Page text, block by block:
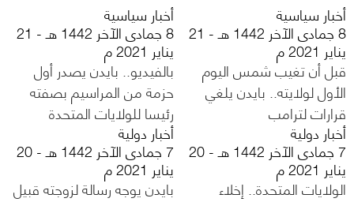
أخبار سياسية
8 جمادى الآخر 1442 هـ - 21
يناير 2021 م
قبل أن تغيب شمس اليوم
الأول لولايته.. بايدن يلغي
قرارات لترامب
أخبار سياسية
8 جمادى الآخر 1442 هـ - 21
يناير 2021 م
بالفيديو.. بايدن يصدر أول
حزمة من المراسيم بصفته
رئيسا للولايات المتحدة
أخبار دولية
7 جمادى الآخر 1442 هـ - 20
يناير 2021 م
الولايات المتحدة.. إخلاء
أخبار دولية
7 جمادى الآخر 1442 هـ - 20
يناير 2021 م
بايدن يوجه رسالة لزوجته قبيل